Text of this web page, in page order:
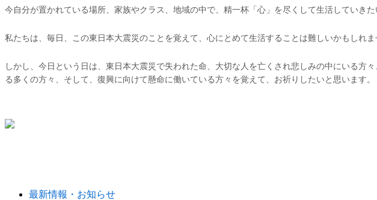
今自分が置かれている場所、家族やクラス、地域の中で、精一杯「心」を尽くして生活していきた
私たちは、毎日、この東日本大震災のことを覚えて、心にとめて生活することは難しいかもしれま
しかし、今日という日は、東日本大震災で失われた命、大切な人を亡くされ悲しみの中にいる
る多くの方々、そして、復興に向けて懸命に働いている方々を覚えて、お祈りしたいと思います。
最新情報・お知らせ